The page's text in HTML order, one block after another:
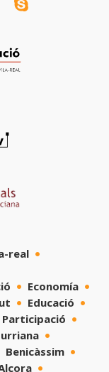
real
Economía
Educació
Participació
Benicàssim